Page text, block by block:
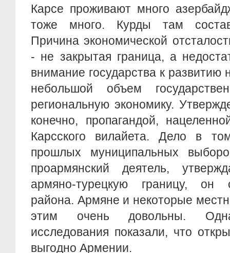
Карсе проживают много
тоже много. Курды там
Причина экономической
- не закрытая граница, а
внимание государства к развитию
небольшой объем
региональную экономику.
конечно, пропагандой,
Карсского вилайета. Дело в
прошлых муниципальных
проармянский деятель,
армяно-турецкую границу, он
района. Армяне и некоторые
этим очень довольны.
исследования показали, что
выгодно Армении.